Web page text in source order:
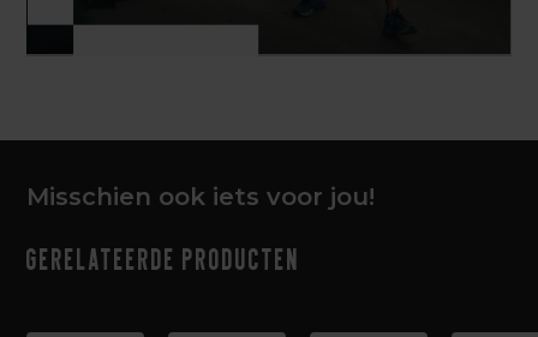
Misschien ook iets voor jou!
Gerelateerde producten